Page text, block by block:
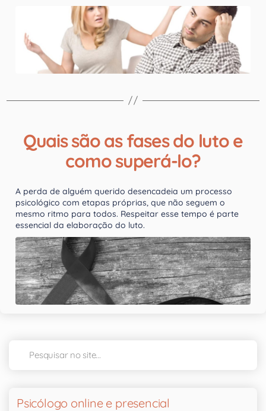
Quais são as fases do luto e
como superá-lo?
A perda de alguém querido desencadeia um processo
psicológico com etapas próprias, que não seguem o
mesmo ritmo para todos. Respeitar esse tempo é parte
essencial da elaboração do luto.
Psicólogo online e presencial